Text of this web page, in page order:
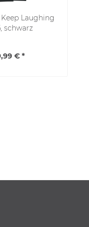
Laughing
schwarz
€ *